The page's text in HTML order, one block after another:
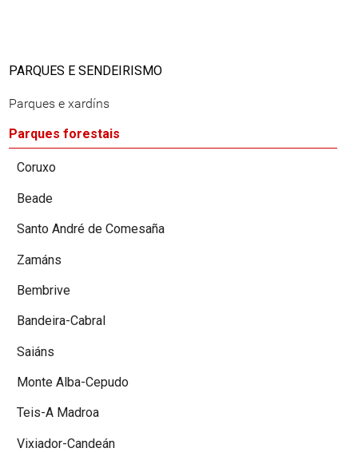
PARQUES E SENDEIRISMO
Parques e xardíns
Parques forestais
Coruxo
Beade
Santo André de Comesaña
Zamáns
Bembrive
Bandeira-Cabral
Saiáns
Monte Alba-Cepudo
Teis-A Madroa
Vixiador-Candeán